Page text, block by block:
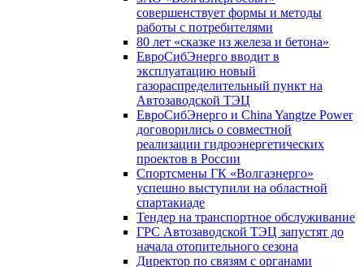
совершенствует формы и методы
работы с потребителями
80 лет «сказке из железа и бетона»
ЕвроСибЭнерго вводит в
эксплуатацию новый
газораспределительный пункт на
Автозаводской ТЭЦ
ЕвроСибЭнерго и China Yangtze Power
договорились о совместной
реализации гидроэнергетических
проектов в России
Спортсмены ГК «Волгаэнерго»
успешно выступили на областной
спартакиаде
Тендер на транспортное обслуживание
ГРС Автозаводской ТЭЦ запустят до
начала отопительного сезона
Директор по связям с органами